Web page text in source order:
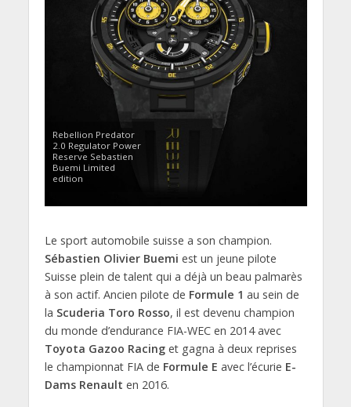
Rebellion Predator
2.0 Regulator Power
Reserve Sebastien
Buemi Limited
edition
Le sport automobile suisse a son champion.
Sébastien Olivier Buemi est un jeune pilote
Suisse plein de talent qui a déjà un beau palmarès
à son actif. Ancien pilote de Formule 1 au sein de
la Scuderia Toro Rosso, il est devenu champion
du monde d’endurance FIA-WEC en 2014 avec
Toyota Gazoo Racinget gagna à deux reprises
le championnat FIA de Formule E avec l’écurie E-
Dams Renault en 2016.